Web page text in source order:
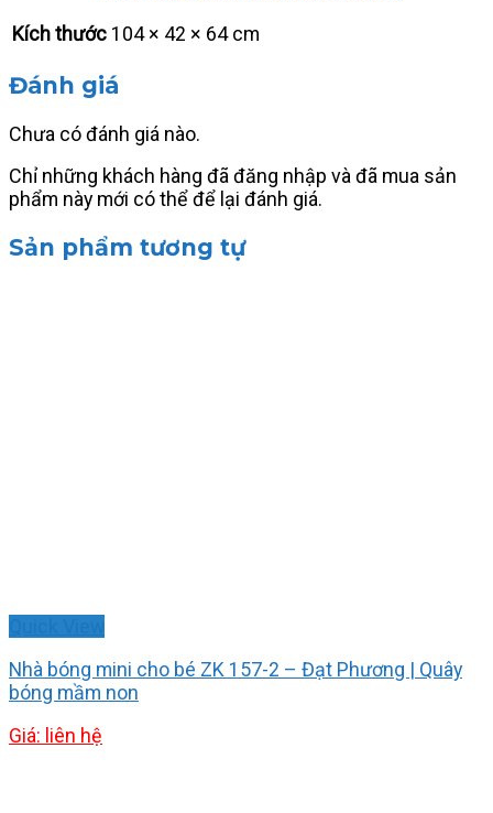
Kích thước 104 × 42 × 64 cm
Đánh giá
Chưa có đánh giá nào.
Chỉ những khách hàng đã đăng nhập và đã mua sản
phẩm này mới có thể để lại đánh giá.
Sản phẩm tương tự
Nhà bóng mini cho bé ZK 157-2 – Đạt Phương | Quây
bóng mầm non
Giá: liên hệ